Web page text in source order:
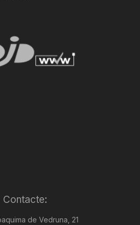
Contacte:
de Vedruna, 21